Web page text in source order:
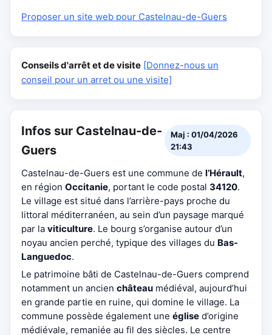
Proposer un site web pour Castelnau-de-Guers
Conseils d'arrêt et de visite [Donnez-nous un
conseil pour un arret ou une visite]
Infos sur Castelnau-de-
Guers
Maj : 01/04/2026
21:43
Castelnau-de-Guers est une commune de l’Hérault,
en région Occitanie, portant le code postal 34120.
Le village est situé dans l’arrière-pays proche du
littoral méditerranéen, au sein d’un paysage marqué
par la viticulture. Le bourg s’organise autour d’un
noyau ancien perché, typique des villages du Bas-
Languedoc.
Le patrimoine bâti de Castelnau-de-Guers comprend
notamment un ancien château médiéval, aujourd’hui
en grande partie en ruine, qui domine le village. La
commune possède également une église d’origine
médiévale, remaniée au fil des siècles. Le centre